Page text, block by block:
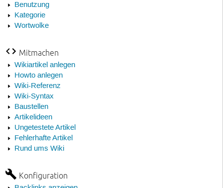
Benutzung
Kategorie
Wortwolke
Mitmachen
Wikiartikel anlegen
Howto anlegen
Wiki-Referenz
Wiki-Syntax
Baustellen
Artikelideen
Ungetestete Artikel
Fehlerhafte Artikel
Rund ums Wiki
Konfiguration